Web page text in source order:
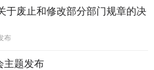
于废止和修改部分部门规章的决
布
主题发布